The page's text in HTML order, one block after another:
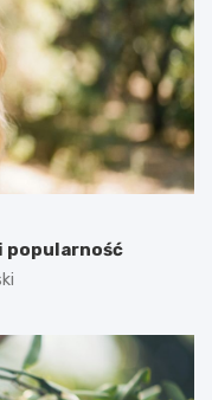
popularność